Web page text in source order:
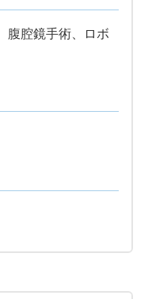
腹腔鏡手術、ロボ